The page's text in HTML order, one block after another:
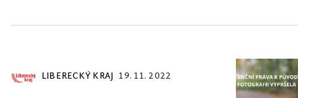
LIBERECKÝ KRAJ 19. 11. 2022